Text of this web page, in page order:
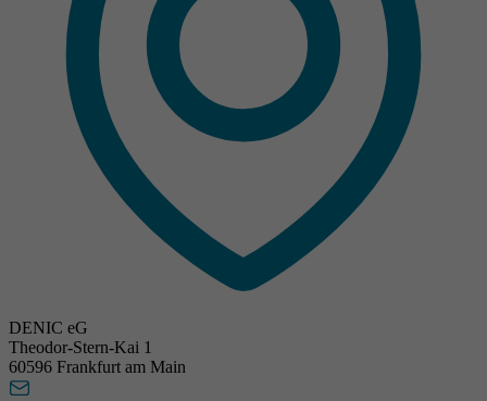
DENIC eG
Theodor-Stern-Kai 1
60596 Frankfurt am Main